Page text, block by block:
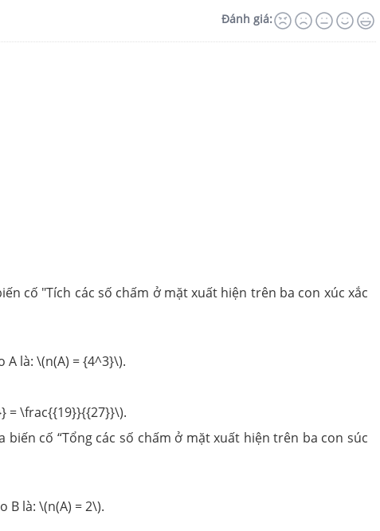
Đánh giá:
cố "Tích các số chấm ở mặt xuất hiện trên ba con xúc xắc
là: \(n(A) = {4^3}\).
= \frac{{19}}{{27}}\).
cố “Tổng các số chấm ở mặt xuất hiện trên ba con súc
B là: \(n(A) = 2\).